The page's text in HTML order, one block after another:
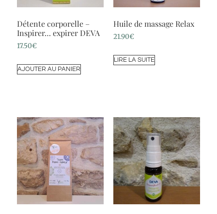
Détente corporelle –
Inspirer… expirer DEVA
17.50€
AJOUTER AU PANIER
Huile de massage Relax
21.90€
LIRE LA SUITE